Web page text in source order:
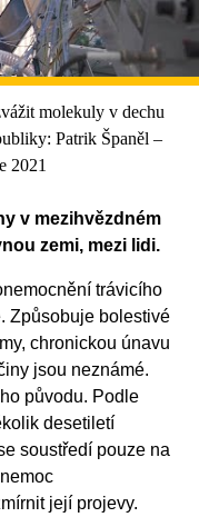
molekuly v dechu
Patrik Španěl –
2021
v mezihvězdném
zemi, mezi lidi.
trávicího
Způsobuje bolestivé
chronickou únavu
jsou neznámé.
původu. Podle
desetiletí
soustředí pouze na
její projevy.